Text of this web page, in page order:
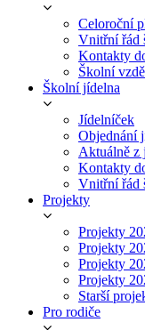
Celoroční
Vnitřní řád
Kontakty
Školní
Školní jídelna
Jídelníček
Objednání
Aktuálně z
Kontakty
Vnitřní řád
Projekty
Projekty
Projekty
Projekty
Projekty
Starší
Pro rodiče